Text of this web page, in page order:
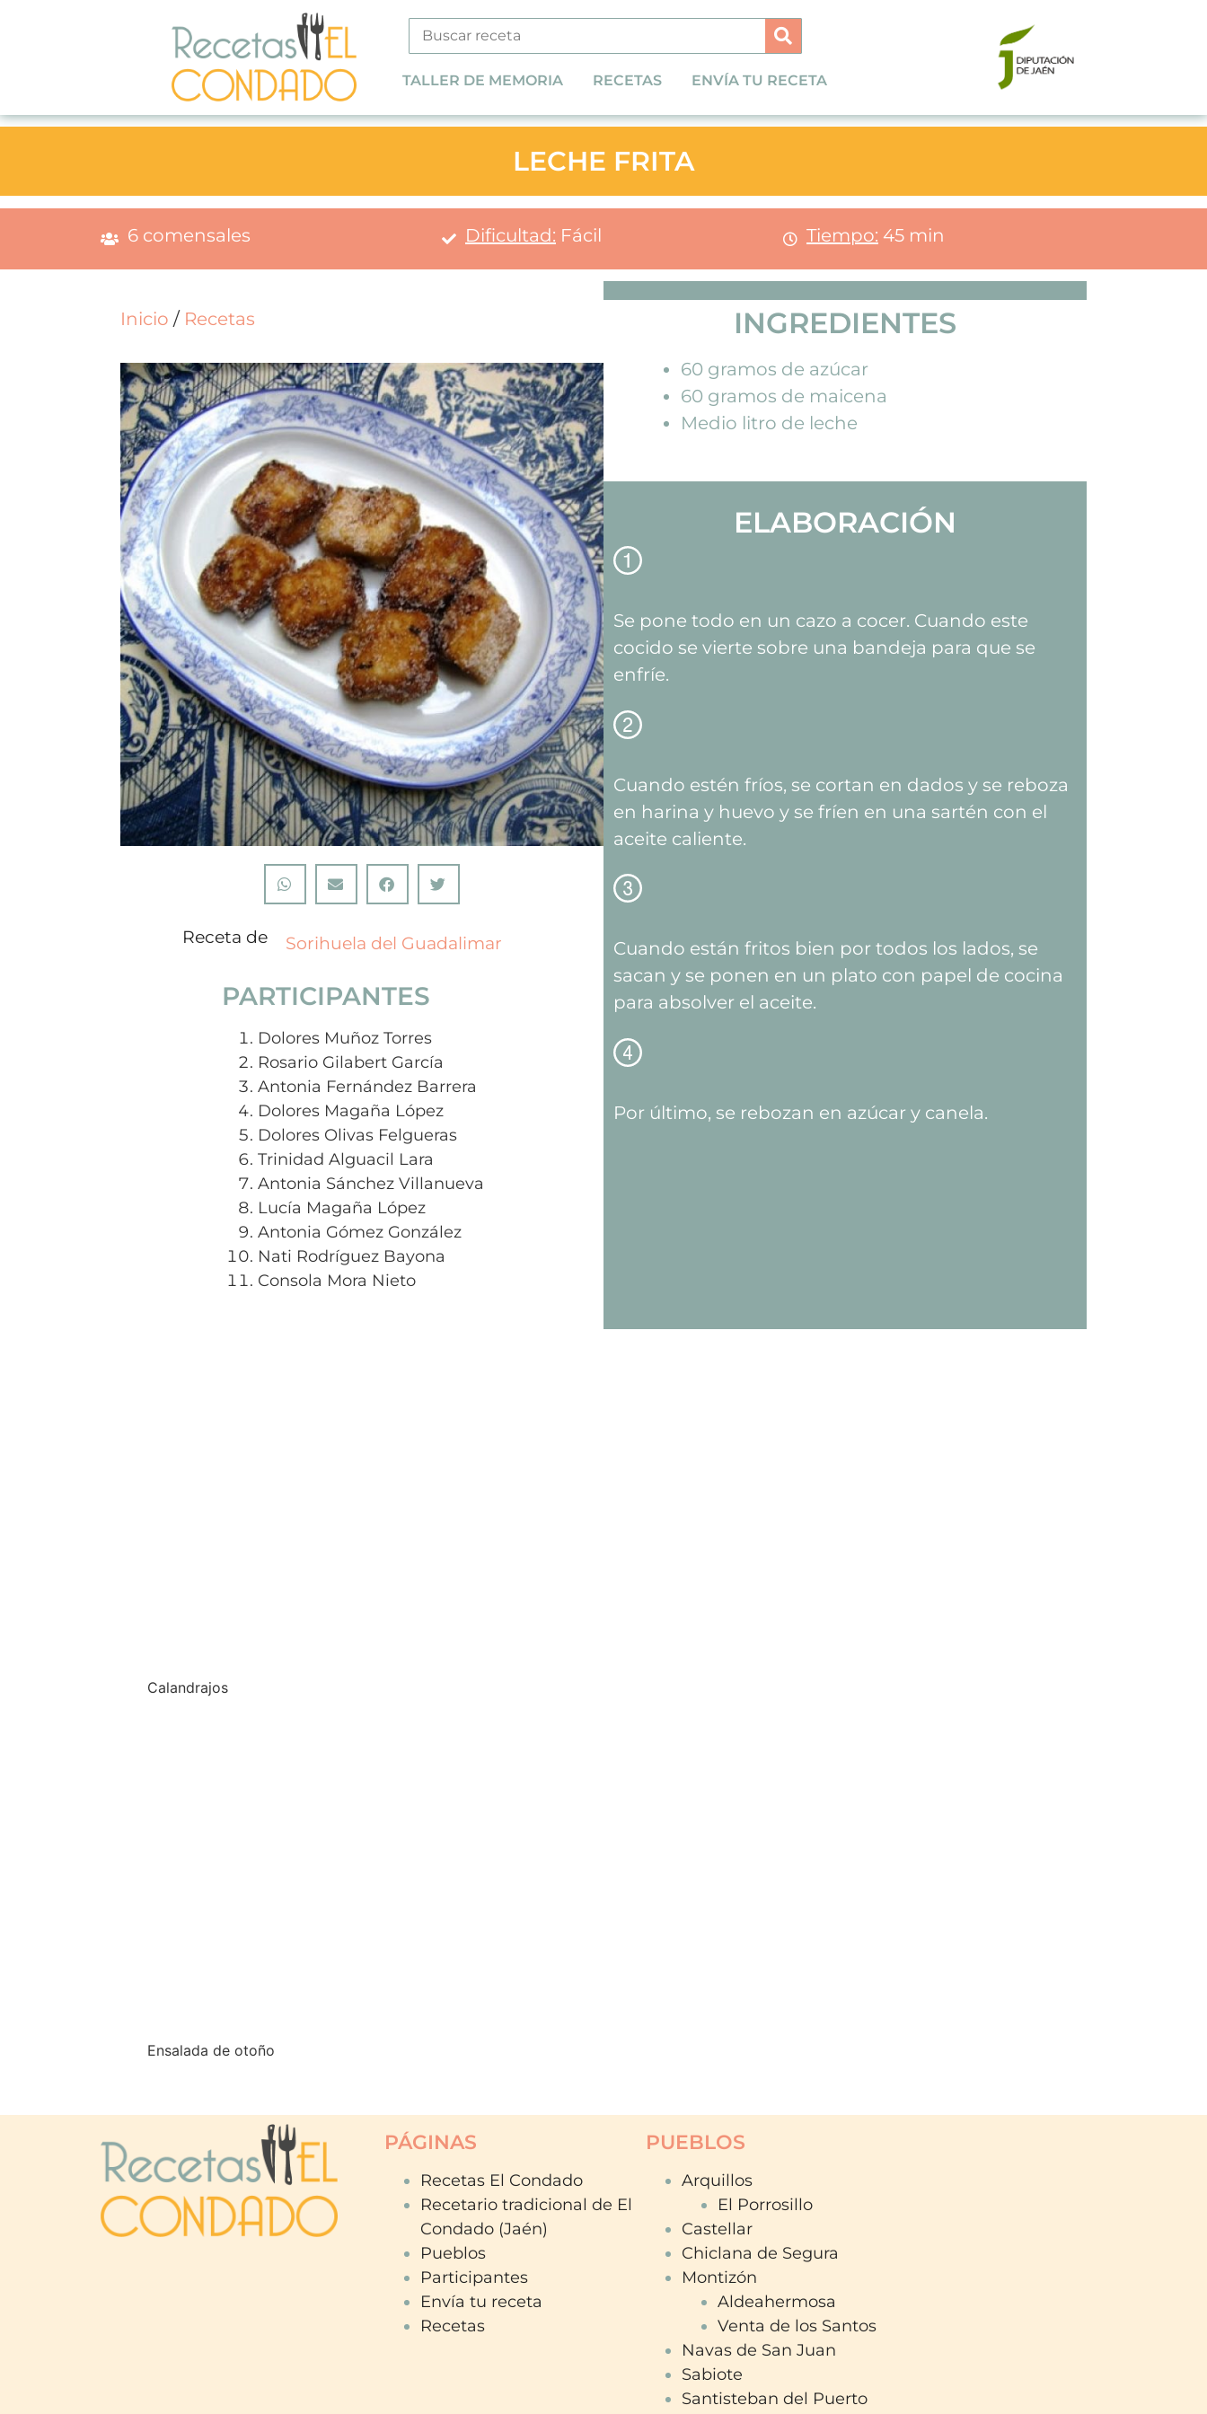
TALLER DE MEMORIA RECETAS ENVÍA TU RECETA
LECHE FRITA
6 comensales Dificultad: Fácil Tiempo: 45 min
Inicio / Recetas
Receta de Sorihuela del Guadalimar
PARTICIPANTES
Dolores Muñoz Torres
Rosario Gilabert García
Antonia Fernández Barrera
Dolores Magaña López
Dolores Olivas Felgueras
Trinidad Alguacil Lara
Antonia Sánchez Villanueva
Lucía Magaña López
Antonia Gómez González
Nati Rodríguez Bayona
Consola Mora Nieto
INGREDIENTES
60 gramos de azúcar
60 gramos de maicena
Medio litro de leche
ELABORACIÓN
Se pone todo en un cazo a cocer. Cuando este
cocido se vierte sobre una bandeja para que se
enfríe.
Cuando estén fríos, se cortan en dados y se reboza
en harina y huevo y se fríen en una sartén con el
aceite caliente.
Cuando están fritos bien por todos los lados, se
sacan y se ponen en un plato con papel de cocina
para absolver el aceite.
Por último, se rebozan en azúcar y canela.
Calandrajos
Ensalada de otoño
PÁGINAS
Recetas El Condado
Recetario tradicional de El
Condado (Jaén)
Pueblos
Participantes
Envía tu receta
Recetas
PUEBLOS
Arquillos
El Porrosillo
Castellar
Chiclana de Segura
Montizón
Aldeahermosa
Venta de los Santos
Navas de San Juan
Sabiote
Santisteban del Puerto